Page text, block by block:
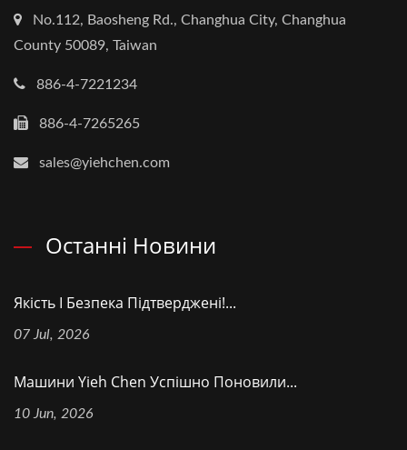
No.112, Baosheng Rd., Changhua City, Changhua
County 50089, Taiwan
886-4-7221234
886-4-7265265
sales@yiehchen.com
Останні Новини
Якість І Безпека Підтверджені!...
07 Jul, 2026
Машини Yieh Chen Успішно Поновили...
10 Jun, 2026